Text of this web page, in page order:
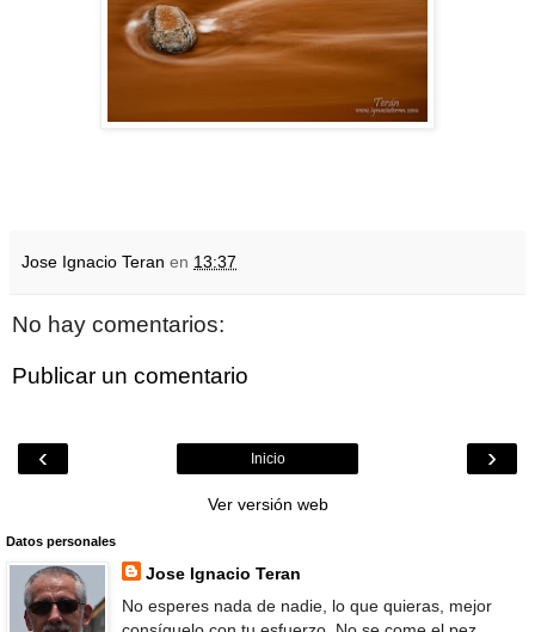
Jose Ignacio Teran en 13:37
No hay comentarios:
Publicar un comentario
‹ ›
Inicio
Ver versión web
Datos personales
Jose Ignacio Teran
No esperes nada de nadie, lo que quieras, mejor